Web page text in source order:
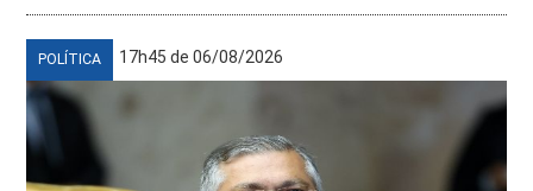
POLÍTICA 17h45 de 06/08/2026